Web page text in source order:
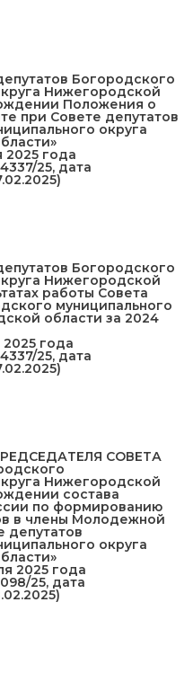
Богородского
Нижегородской
Положения о
при Совете депутатов
округа
года
25, дата
Богородского
Нижегородской
работы Совета
муниципального
области за 2024
года
25, дата
СОВЕТА
Нижегородской
состава
по формированию
в члены Молодежной
депутатов
округа
2025 года
25, дата